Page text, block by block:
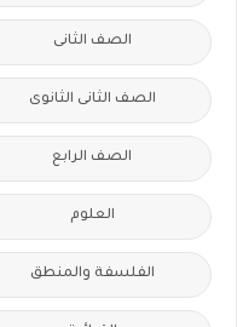
الصف الثانى
الصف الثانى الثانوى
الصف الرابع
العلوم
الفلسفة والمنطق